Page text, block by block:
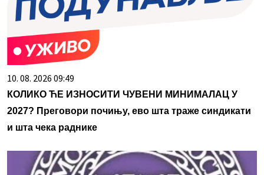
10. 08. 2026 09:49
КОЛИКО ЋЕ ИЗНОСИТИ ЧУВЕНИ МИНИМАЛАЦ У
2027? Преговори почињу, ево шта траже синдикати
и шта чека раднике